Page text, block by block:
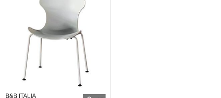
B&B ITALIA